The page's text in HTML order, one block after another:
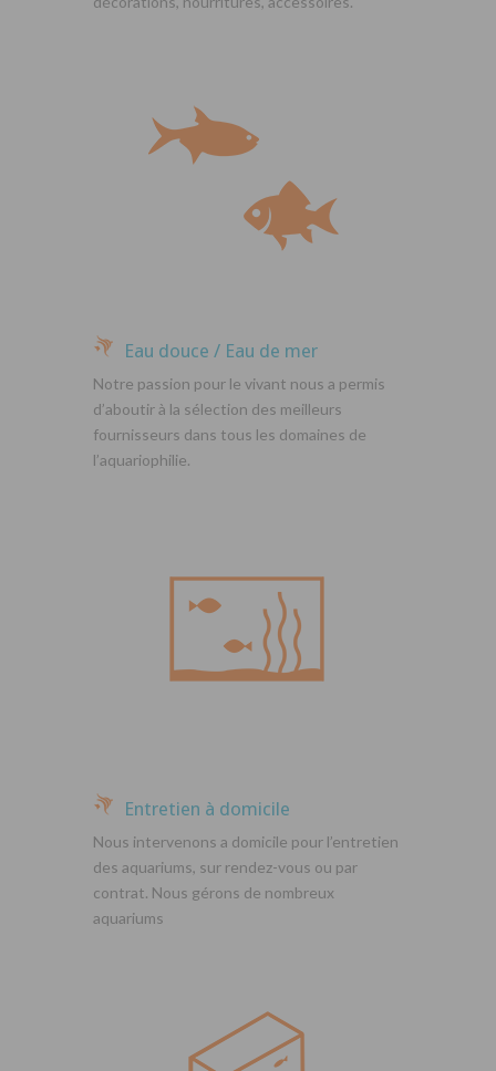
Eau douce / Eau de mer
Notre passion pour le vivant nous a permis
d’aboutir à la sélection des meilleurs
fournisseurs dans tous les domaines de
l’aquariophilie.
Entretien à domicile
Nous intervenons a domicile pour l’entretien
des aquariums, sur rendez-vous ou par
contrat. Nous gérons de nombreux
aquariums